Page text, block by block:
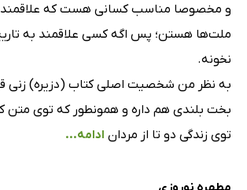
و مخصوصا مناسب کسانی هست که علاقمند
ملت‌ها هستن؛ پس اگه کسی علاقمند به
نخونه.
به نظر من شخصیت اصلی کتاب (دزیره) زنی
بخت بلندی هم داره و همونطور که توی متن
توی زندگی دو تا از مردان ادامه...